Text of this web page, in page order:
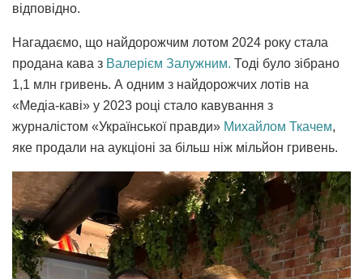
відповідно.
Нагадаємо, що найдорожчим лотом 2024 року стала
продана кава з Валерієм Залужним. Тоді було зібрано
1,1 млн гривень. А одним з найдорожчих лотів на
«Медіа-каві» у 2023 році стало кавування з
журналістом «Української правди» Михайлом Ткачем,
яке продали на аукціоні за більш ніж мільйон гривень.